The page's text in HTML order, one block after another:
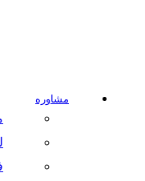
مشاوره